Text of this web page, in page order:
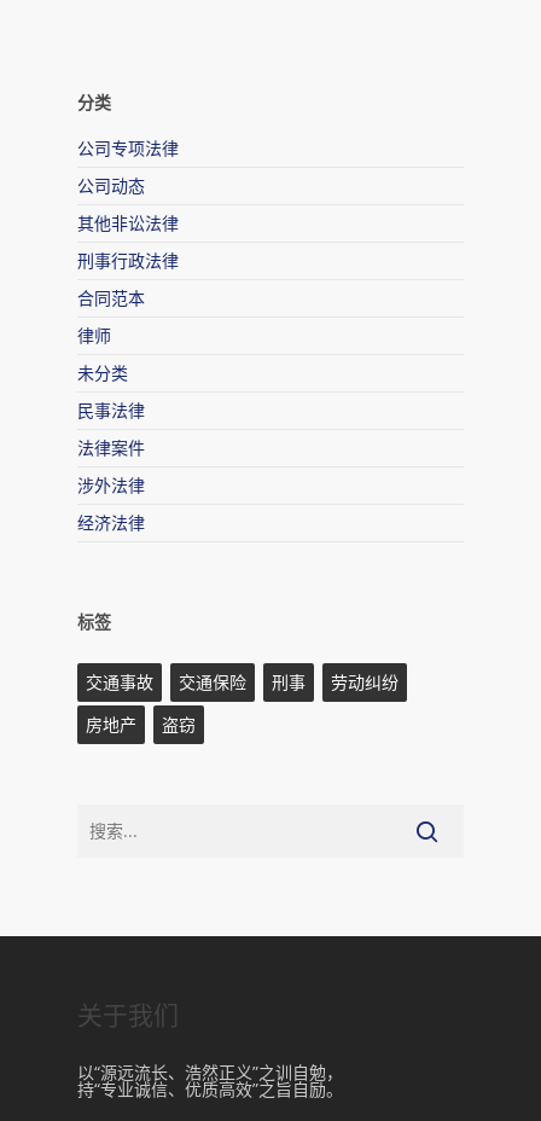
分类
公司专项法律
公司动态
其他非讼法律
刑事行政法律
合同范本
律师
未分类
民事法律
法律案件
涉外法律
经济法律
标签
交通事故 交通保险 刑事
劳动纠纷
房地产
盗窃
关于我们
以“源远流长、浩然正义”之训自勉，
持“专业诚信、优质高效”之旨自励。